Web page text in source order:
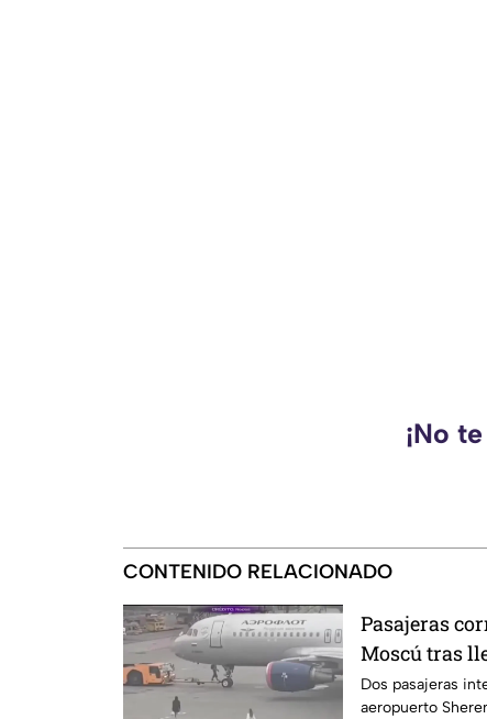
¡No
CONTENIDO RELACIONADO
Pasajeras
Moscú tras
Dos pasajeras
aeropuerto